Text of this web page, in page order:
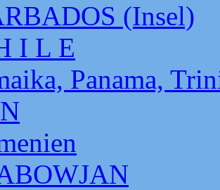
(Insel)
I L E
Panama,